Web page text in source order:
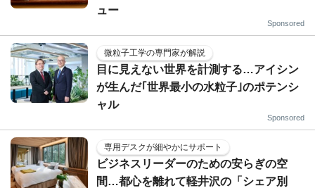
ュー
Sponsored
微粒子工学の専門家が解説
目に見えない世界を計測する…アイシン
が生んだ｢世界最小の水粒子｣のポテンシ
ャル
Sponsored
専用デスクが細やかにサポート
ビジネスリーダーのための安らぎの空
間…都心を離れて軽井沢の「シェア別